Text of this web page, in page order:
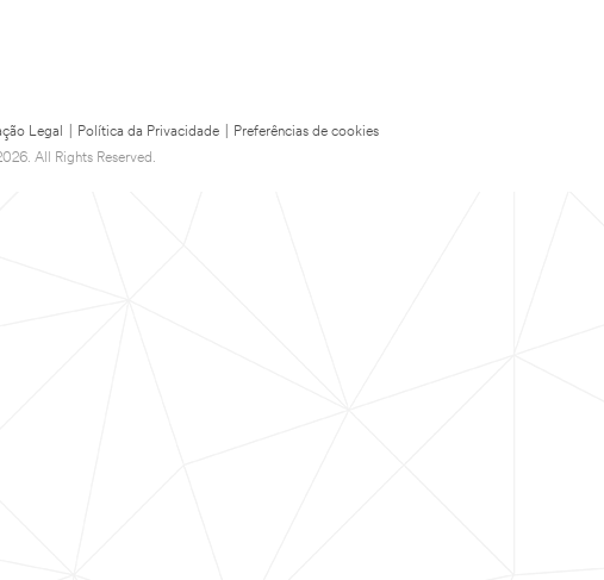
Legal Política da Privacidade
Preferências de cookies
All Rights Reserved.